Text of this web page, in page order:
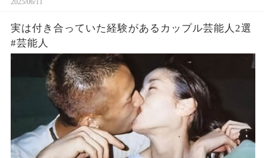
実は付き合っていた経験があるカップル芸能人2選
#芸能人